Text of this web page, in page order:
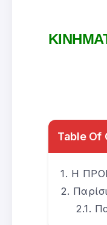
Table Of
Η